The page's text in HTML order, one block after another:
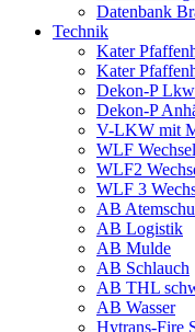
Datenbank
Technik
Kater
Kater
Dekon-P Lkw
Dekon-P
V-LKW mit
WLF
WLF2
WLF 3
AB
AB Logistik
AB Mulde
AB Schlauch
AB THL
AB Wasser
Hytrans-Fire